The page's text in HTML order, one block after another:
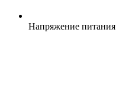
Напряжение питания